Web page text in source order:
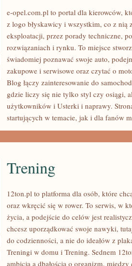
PORADY
WŁAŚCICIELI
e-opel.com.pl to portal dla kierowców,
z logo błyskawicy i wszystkim, co z nią
eksploatacji, przez porady techniczne,
rozwiązaniach i rynku. To miejsce
świadomiej poznawać swoje auto,
zakupowe i serwisowe oraz czytać o
Blog łączy zainteresowanie do
gdzie liczy się nie tylko styl czy osiągi,
użytkowników i Usterki i naprawy.
startujących w temacie, jak i dla fanów
TRENING
Trening
12ton.pl to platforma dla osób, które
oraz wkręcić się w rower. To serwis, w
życia, a podejście do celów jest
chcesz uporządkować swoje nawyki,
do codzienności, a nie do ideałów z
Treningi w domu i Trening. Sednem
ambicją a dbałością o organizm,